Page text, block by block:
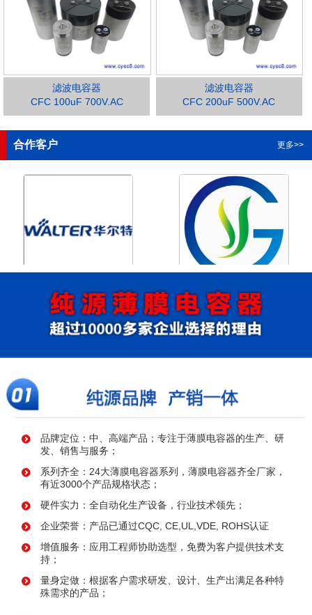
滤波电容器
CFC 100uF 700V.AC
滤波电容器
CFC 200uF 500V.AC
合作客户 更多>>
浙江华尔特机电股份有限公
司
浙江格瑶科技股份有限公司
品牌定位：中、高端产品；专注于薄膜电容器的生产、研
发、销售与服务；
系列齐全：24大薄膜电容器系列，薄膜电容器齐全厂家，
有近3000个产品规格状态；
硬件实力：全自动化生产设备，行业技术领先；
企业荣誉：产品已通过CQC, CE,UL,VDE, ROHS认证
增值服务：应用工程师协助选型，免费为客户提供技术支
持；
量身定做：根据客户需求研发、设计、生产出满足各种特
殊需求的产品；